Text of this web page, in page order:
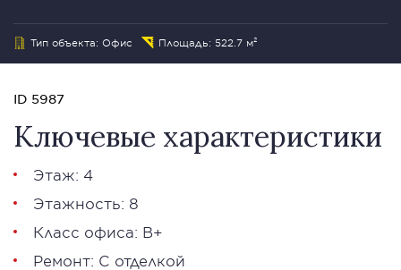
Тип объекта: Офис Площадь: 522.7 м²
ID 5987
Ключевые характеристики
Этаж: 4
Этажность: 8
Класс офиса: В+
Ремонт: С отделкой